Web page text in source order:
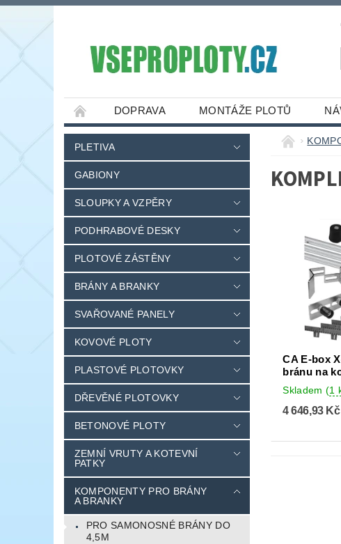
DOPRAVA MONTÁŽE PLOTŮ
PLETIVA
GABIONY
SLOUPKY A VZPĚRY
PODHRABOVÉ DESKY
PLOTOVÉ ZÁSTĚNY
BRÁNY A BRANKY
SVAŘOVANÉ PANELY
KOVOVÉ PLOTY
PLASTOVÉ PLOTOVKY
DŘEVĚNÉ PLOTOVKY
BETONOVÉ PLOTY
ZEMNÍ VRUTY A KOTEVNÍ
PATKY
KOMPONENTY PRO BRÁNY
A BRANKY
PRO SAMONOSNÉ BRÁNY DO
4,5M
CA E-box
bránu na
Skladem (1
4 646,93 Kč